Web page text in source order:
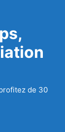
de 30